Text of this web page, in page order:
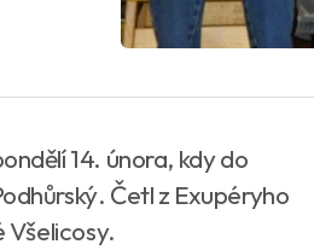
14. února, kdy do
Četl z Exupéryho
Všelicosy.